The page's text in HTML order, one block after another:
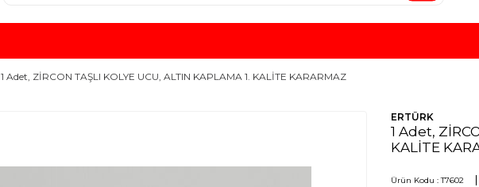
1 Adet, ZİRCON TAŞLI KOLYE UCU, ALTIN KAPLAMA 1. KALİTE KARARMAZ
ERTÜRK
1 Adet,
KALİTE
Ürün Kodu :T7602